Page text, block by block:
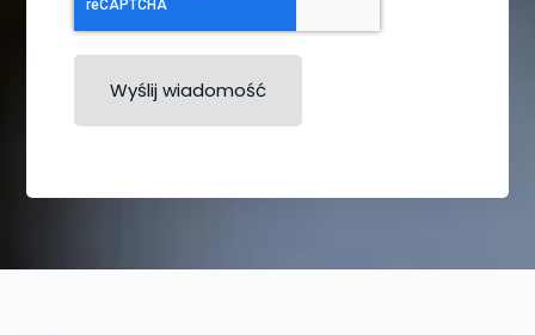
Wyślij wiadomość